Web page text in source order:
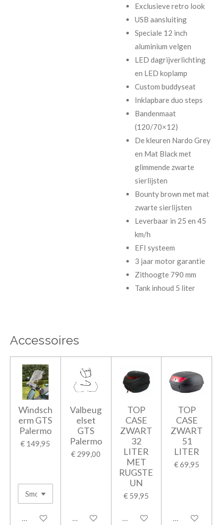
Exclusieve retro look
USB aansluiting
Speciale 12 inch
aluminium velgen
LED dagrijverlichting
en LED koplamp
Custom buddyseat
Inklapbare duo steps
Bandenmaat
(120/70×12)
De kleuren Nardo Grey
en Mat Black met
glimmende zwarte
sierlijsten
Bounty brown met mat
zwarte sierlijsten
Leverbaar in 25 en 45
km/h
EFI systeem
3 jaar motor garantie
Zithoogte 790 mm
Tank inhoud 5 liter
Accessoires
Windsch
erm GTS
Palermo
€ 149,95
In winkelwagen
Valbeug
elset
GTS
Palermo
€ 299,00
In winkelwagen
TOP
CASE
ZWART
32
LITER
MET
RUGSTE
UN
€ 59,95
In winkelwagen
TOP
CASE
ZWART
51
LITER
€ 69,95
In